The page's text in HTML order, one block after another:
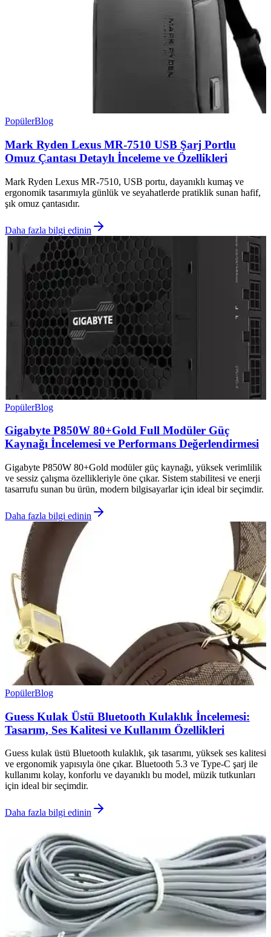
PopülerBlog
Mark Ryden Lexus MR-7510 USB Şarj Portlu
Omuz Çantası Detaylı İnceleme ve Özellikleri
Mark Ryden Lexus MR-7510, USB portu, dayanıklı kumaş ve
ergonomik tasarımıyla günlük ve seyahatlerde pratiklik sunan hafif,
şık omuz çantasıdır.
Daha fazla bilgi edinin
PopülerBlog
Gigabyte P850W 80+Gold Full Modüler Güç
Kaynağı İncelemesi ve Performans Değerlendirmesi
Gigabyte P850W 80+Gold modüler güç kaynağı, yüksek verimlilik
ve sessiz çalışma özellikleriyle öne çıkar. Sistem stabilitesi ve enerji
tasarrufu sunan bu ürün, modern bilgisayarlar için ideal bir seçimdir.
Daha fazla bilgi edinin
PopülerBlog
Guess Kulak Üstü Bluetooth Kulaklık İncelemesi:
Tasarım, Ses Kalitesi ve Kullanım Özellikleri
Guess kulak üstü Bluetooth kulaklık, şık tasarımı, yüksek ses kalitesi
ve ergonomik yapısıyla öne çıkar. Bluetooth 5.3 ve Type-C şarj ile
kullanımı kolay, konforlu ve dayanıklı bu model, müzik tutkunları
için ideal bir seçimdir.
Daha fazla bilgi edinin